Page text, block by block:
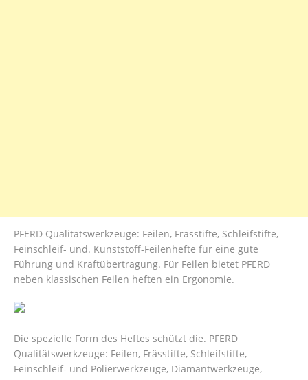
PFERD Qualitätswerkzeuge: Feilen, Frässtifte, Schleifstifte,
Feinschleif- und. Kunststoff-Feilenhefte für eine gute
Führung und Kraftübertragung. Für Feilen bietet PFERD
neben klassischen Feilen heften ein Ergonomie.
Die spezielle Form des Heftes schützt die. PFERD
Qualitätswerkzeuge: Feilen, Frässtifte, Schleifstifte,
Feinschleif- und Polierwerkzeuge, Diamantwerkzeuge,